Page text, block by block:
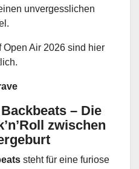
unvergesslichen
Air 2026 sind hier
– Die
zwischen
steht für eine furiose